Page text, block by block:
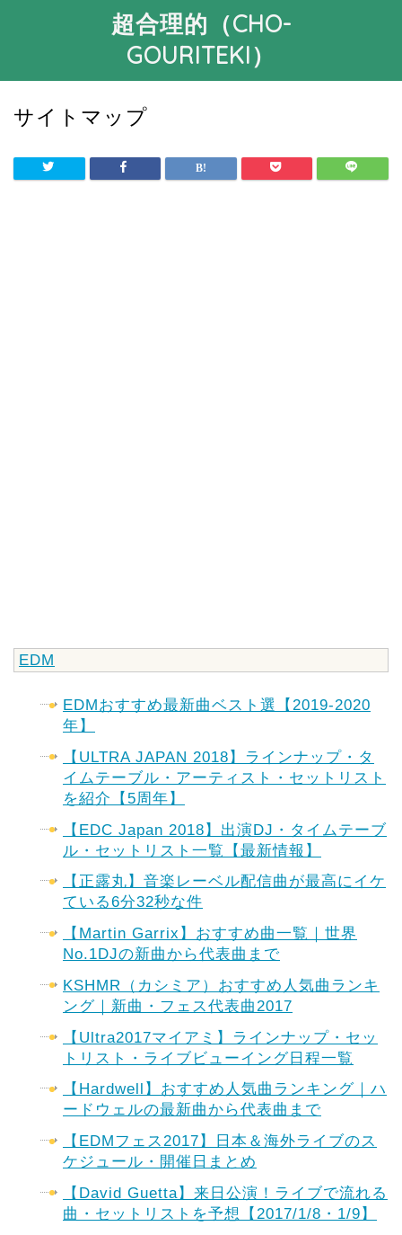
超合理的（CHO-
GOURITEKI）
サイトマップ
EDM
EDMおすすめ最新曲ベスト選【2019-2020
年】
【ULTRA JAPAN 2018】ラインナップ・タ
イムテーブル・アーティスト・セットリスト
を紹介【5周年】
【EDC Japan 2018】出演DJ・タイムテーブ
ル・セットリスト一覧【最新情報】
【正露丸】音楽レーベル配信曲が最高にイケ
ている6分32秒な件
【Martin Garrix】おすすめ曲一覧｜世界
No.1DJの新曲から代表曲まで
KSHMR（カシミア）おすすめ人気曲ランキ
ング｜新曲・フェス代表曲2017
【Ultra2017マイアミ】ラインナップ・セッ
トリスト・ライブビューイング日程一覧
【Hardwell】おすすめ人気曲ランキング｜ハ
ードウェルの最新曲から代表曲まで
【EDMフェス2017】日本＆海外ライブのス
ケジュール・開催日まとめ
【David Guetta】来日公演！ライブで流れる
曲・セットリストを予想【2017/1/8・1/9】